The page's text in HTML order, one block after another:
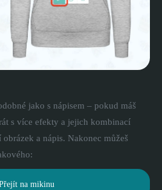
jako s nápisem – pokud máš
s více efekty a jejich kombinací
a nápis. Nakonec můžeš
na mikinu